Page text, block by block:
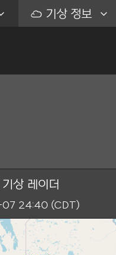
ỗ 기상 정보
상 레이더
07 24:40 (CDT)